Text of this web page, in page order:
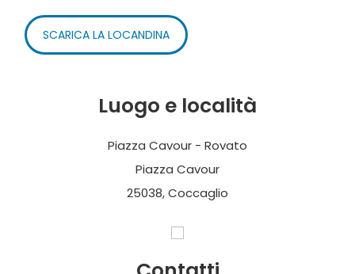
SCARICA LA LOCANDINA
Luogo e località
Piazza Cavour - Rovato
Piazza Cavour
25038, Coccaglio